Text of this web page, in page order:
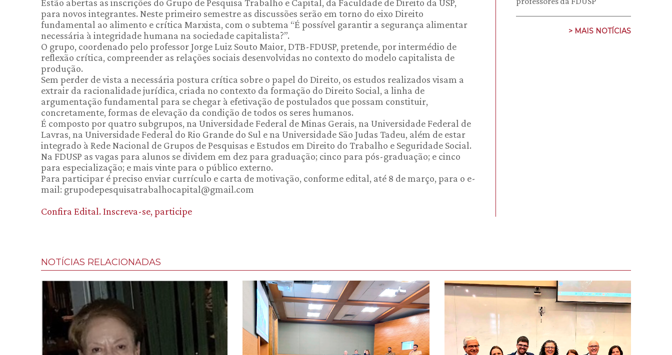
Estão abertas as inscrições do Grupo de Pesquisa Trabalho e Capital, da Faculdade de Direito da USP,
para novos integrantes. Neste primeiro semestre as discussões serão em torno do eixo Direito
fundamental ao alimento e crítica Marxista, com o subtema “É possível garantir a segurança alimentar
necessária à integridade humana na sociedade capitalista?”.
O grupo, coordenado pelo professor Jorge Luiz Souto Maior, DTB-FDUSP, pretende, por intermédio de
reflexão crítica, compreender as relações sociais desenvolvidas no contexto do modelo capitalista de
produção.
Sem perder de vista a necessária postura crítica sobre o papel do Direito, os estudos realizados visam a
extrair da racionalidade jurídica, criada no contexto da formação do Direito Social, a linha de
argumentação fundamental para se chegar à efetivação de postulados que possam constituir,
concretamente, formas de elevação da condição de todos os seres humanos.
É composto por quatro subgrupos, na Universidade Federal de Minas Gerais, na Universidade Federal de
Lavras, na Universidade Federal do Rio Grande do Sul e na Universidade São Judas Tadeu, além de estar
integrado à Rede Nacional de Grupos de Pesquisas e Estudos em Direito do Trabalho e Seguridade Social.
Na FDUSP as vagas para alunos se dividem em dez para graduação; cinco para pós-graduação; e cinco
para especialização; e mais vinte para o público externo.
Para participar é preciso enviar currículo e carta de motivação, conforme edital, até 8 de março, para o e-
mail: grupodepesquisatrabalhocapital@gmail.com
Confira Edital. Inscreva-se, participe
> MAIS NOTÍCIAS
NOTÍCIAS RELACIONADAS